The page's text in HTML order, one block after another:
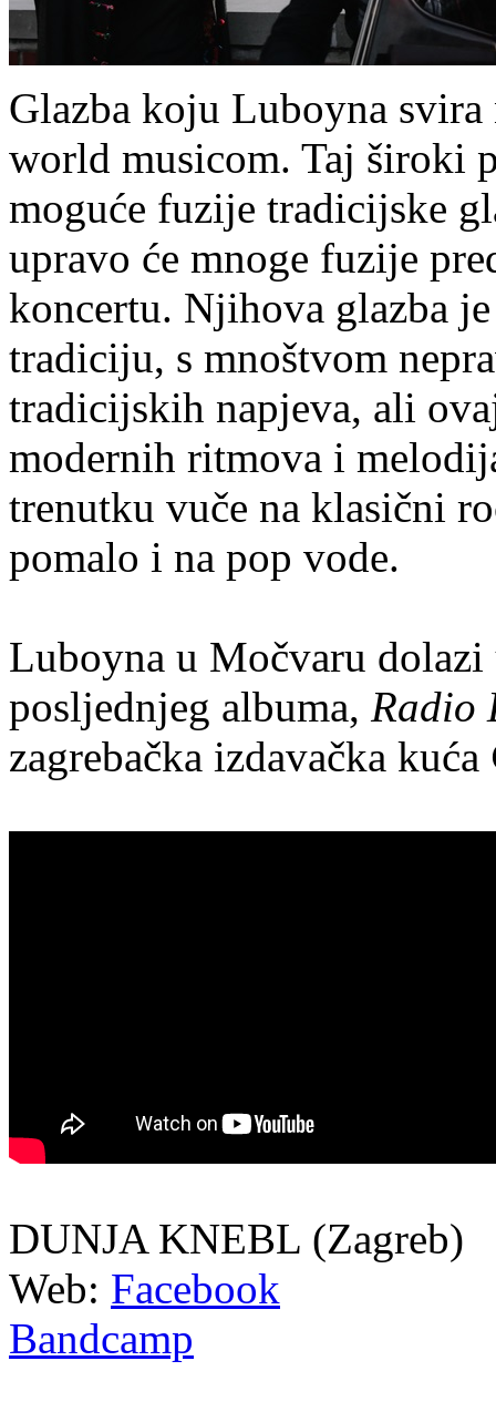
Glazba koju Luboyna
world musicom. Taj široki
moguće fuzije tradicijske
upravo će mnoge fuzije
koncertu. Njihova glazba
tradiciju, s mnoštvom
tradicijskih napjeva, ali
modernih ritmova i
trenutku vuče na klasični
pomalo i na pop vode.
Luboyna u Močvaru
posljednjeg albuma, Radio
zagrebačka izdavačka kuća
DUNJA KNEBL (Zagreb)
Web: Facebook
Bandcamp